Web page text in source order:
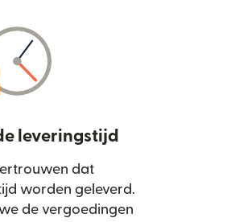
leveringstijd
dat
worden geleverd.
de vergoedingen